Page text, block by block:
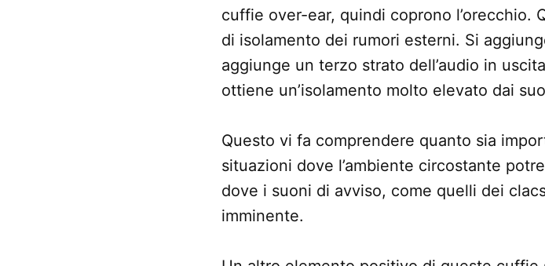
cuffie over-ear, quindi coprono l’orecchio.
di isolamento dei rumori esterni. Si
aggiunge un terzo strato dell’audio in
ottiene un’isolamento molto elevato dai
Questo vi fa comprendere quanto sia
situazioni dove l’ambiente circostante
dove i suoni di avviso, come quelli dei
imminente.